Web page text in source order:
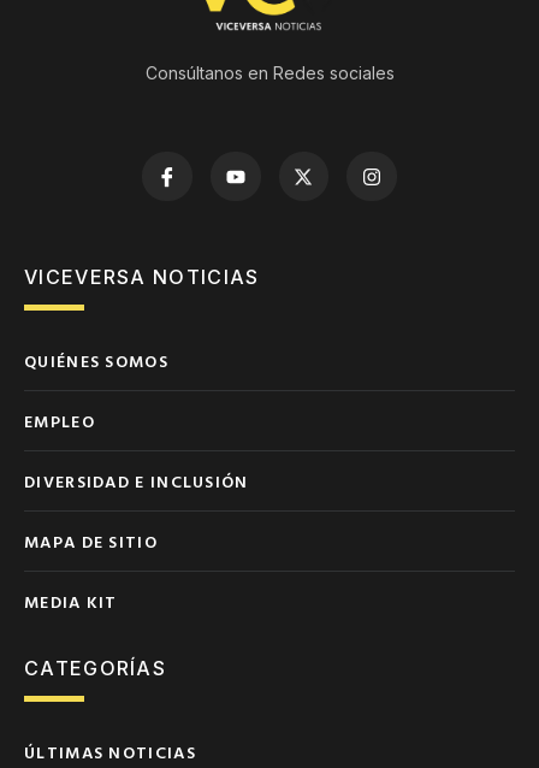
Consúltanos en Redes sociales
VICEVERSA NOTICIAS
QUIÉNES SOMOS
EMPLEO
DIVERSIDAD E INCLUSIÓN
MAPA DE SITIO
MEDIA KIT
CATEGORÍAS
ÚLTIMAS NOTICIAS